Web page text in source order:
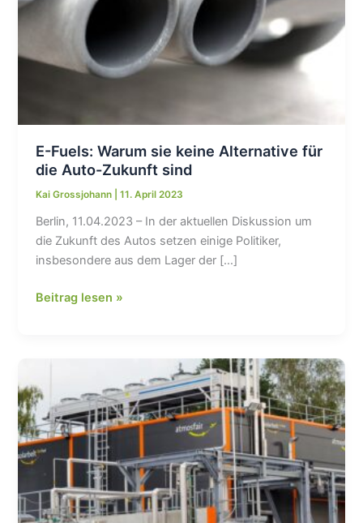
E-Fuels: Warum sie keine Alternative für
die Auto-Zukunft sind
Kai Grossjohann |11. April 2023
Berlin, 11.04.2023 – In der aktuellen Diskussion um
die Zukunft des Autos setzen einige Politiker,
insbesondere aus dem Lager der […]
E-
Alternative
für
die
Auto-
sind
Beitrag lesen »